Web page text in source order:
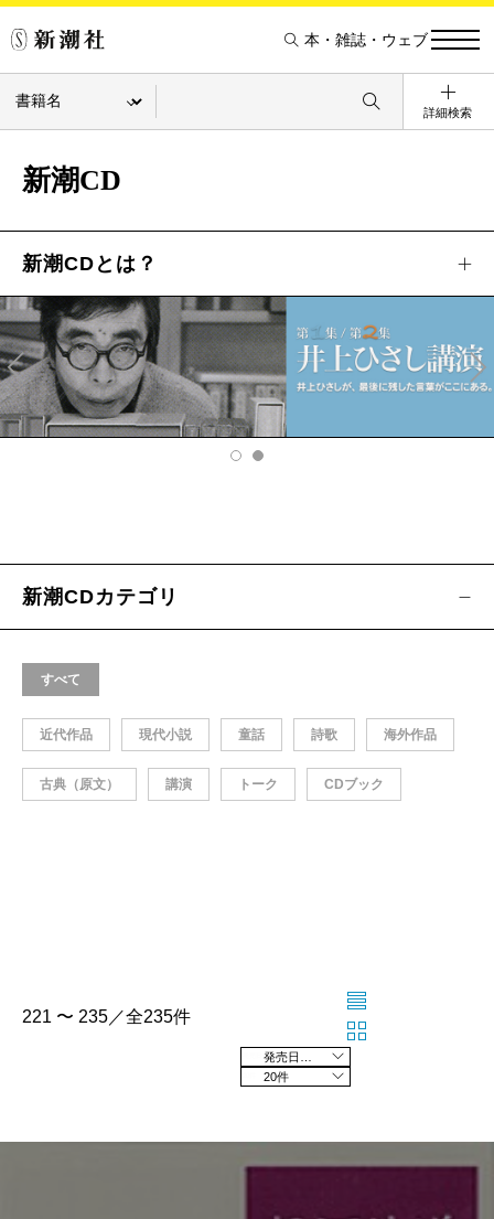
本・雑誌・ウェブ
詳細検索
新潮CD
新潮CDとは？
Pre
v
xt
新潮CDカテゴリ
すべて
近代作品 現代小説 童話 詩歌 海外作品
古典（原文） 講演 トーク CDブック
221 〜 235／全235件
20件